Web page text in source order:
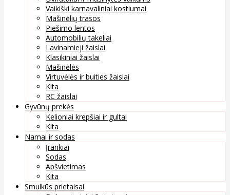
Vaikiški karnavaliniai kostiumai
Mašinėlių trasos
Piešimo lentos
Automobilių takeliai
Lavinamieji žaislai
Klasikiniai žaislai
Mašinėlės
Virtuvėlės ir buities žaislai
Kita
RC žaislai
Gyvūnų prekės
Kelioniai krepšiai ir gultai
Kita
Namai ir sodas
Įrankiai
Sodas
Apšvietimas
Kita
Smulkūs prietaisai